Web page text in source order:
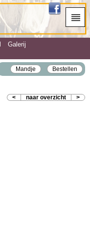
Galerij
Mandje Bestellen
< naar overzicht >